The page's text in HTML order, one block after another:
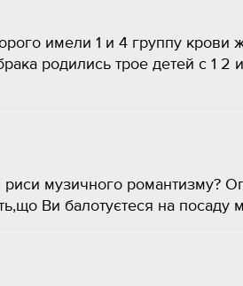
имели 1 и 4 группу
родились трое детей с 1
риси музичного романтизму?
Ви балотуєтеся на посаду